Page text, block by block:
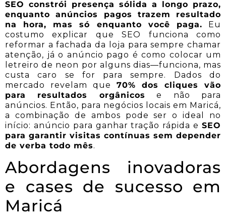
SEO constrói presença sólida a longo prazo,
enquanto anúncios pagos trazem resultado
na hora, mas só enquanto você paga. Eu
costumo explicar que SEO funciona como
reformar a fachada da loja para sempre chamar
atenção, já o anúncio pago é como colocar um
letreiro de neon por alguns dias—funciona, mas
custa caro se for para sempre. Dados do
mercado revelam que 70% dos cliques vão
para resultados orgânicos e não para
anúncios. Então, para negócios locais em Maricá,
a combinação de ambos pode ser o ideal no
início: anúncio para ganhar tração rápida e SEO
para garantir visitas contínuas sem depender
de verba todo mês.
Abordagens inovadoras
e cases de sucesso em
Maricá